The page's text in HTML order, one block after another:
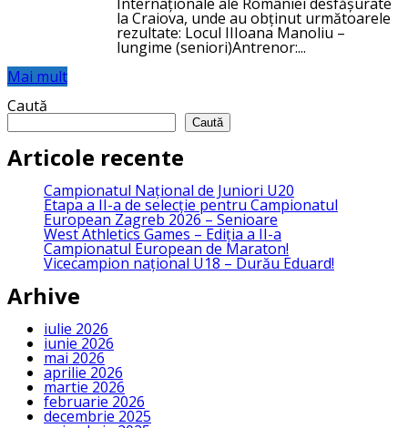
la Craiova, unde au obținut următoarele
rezultate: Locul IIIoana Manoliu –
lungime (seniori)Antrenor:...
Mai mult
Caută
Caută
Articole recente
Campionatul Național de Juniori U20
Etapa a II-a de selecție pentru Campionatul
European Zagreb 2026 – Senioare
West Athletics Games – Ediția a II-a
Campionatul European de Maraton!
Vicecampion național U18 – Durău Eduard!
Arhive
iulie 2026
iunie 2026
mai 2026
aprilie 2026
martie 2026
februarie 2026
decembrie 2025